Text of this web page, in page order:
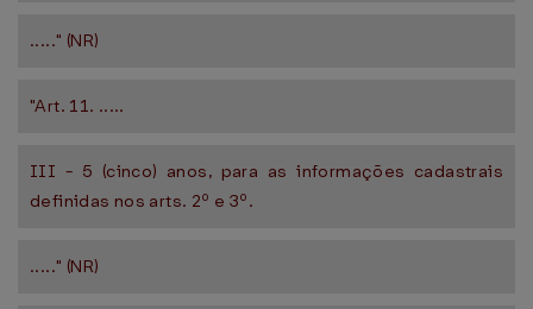
....." (NR)
"Art. 11. .....
III - 5 (cinco) anos, para as informações cadastrais
definidas nos arts. 2º e 3º.
....." (NR)